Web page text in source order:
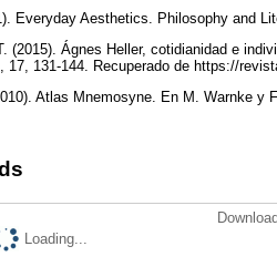
Everyday Aesthetics. Philosophy and
(2015). Ágnes Heller, cotidianidad e
17, 131-144. Recuperado de https://
Atlas Mnemosyne. En M. Warnke y
Loading...